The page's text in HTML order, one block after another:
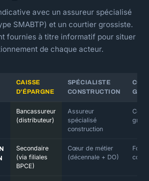
avec un assureur spécialisé
SMABTP) et un courtier grossiste.
fournies à titre informatif pour situer
de chaque acteur.
CAISSE
D'ÉPARGNE
SPÉCIALISTE
CONSTRUCTION
Bancassureur
(distributeur)
Assureur
spécialisé
construction
Secondaire
(via filiales
BPCE)
Cœur de métier
(décennale + DO)